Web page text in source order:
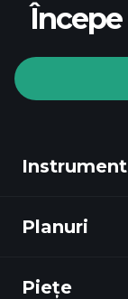
Începe
Descoperă
Planuri
Piețe